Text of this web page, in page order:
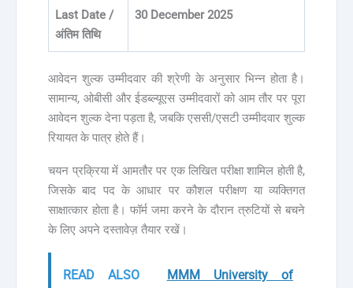
Last Date /
अंतिम तिथि
30 December 2025
आवेदन शुल्क उम्मीदवार की श्रेणी के अनुसार भिन्न होता है।
सामान्य, ओबीसी और ईडब्ल्यूएस उम्मीदवारों को आम तौर पर पूरा
आवेदन शुल्क देना पड़ता है, जबकि एससी/एसटी उम्मीदवार शुल्क
रियायत के पात्र होते हैं।
चयन प्रक्रिया में आमतौर पर एक लिखित परीक्षा शामिल होती है,
जिसके बाद पद के आधार पर कौशल परीक्षण या व्यक्तिगत
साक्षात्कार होता है। फॉर्म जमा करने के दौरान त्रुटियों से बचने
के लिए अपने दस्तावेज़ तैयार रखें।
READ ALSO
MMM University of